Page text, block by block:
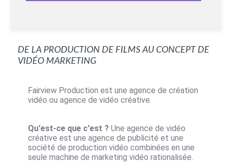
De la production de films au concept de
vidéo marketing
Fairview Production est une agence de création
vidéo ou agence de vidéo créative.
Qu'est-ce que c'est ? Une agence de vidéo
créative est une agence de publicité et une
société de production vidéo combinées en une
seule machine de marketing vidéo rationalisée.